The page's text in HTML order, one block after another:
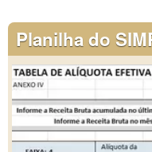
Planilha do